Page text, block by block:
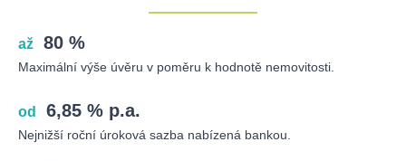
až 80 %
Maximální výše úvěru v poměru k hodnotě nemovitosti.
od 6,85 % p.a.
Nejnižší roční úroková sazba nabízená bankou.